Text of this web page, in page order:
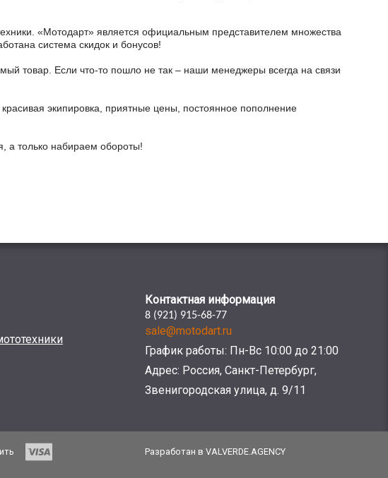
«Мотодарт» является официальным представителем множества
система скидок и бонусов!
товар. Если что-то пошло не так – наши менеджеры всегда на связи
экипировка, приятные цены, постоянное пополнение
а только набираем обороты!
Контактная информация
8 (921) 915-68-77
sale@motodart.ru
График работы: Пн-Вс 10:00 до 21:00
Адрес: Россия, Санкт-Петербург,
Звенигородская улица, д. 9/11
Разработан в VALVERDE.AGENCY